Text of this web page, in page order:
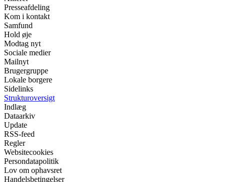
Presseafdeling
Kom i kontakt
Samfund
Hold øje
Modtag nyt
Sociale medier
Mailnyt
Brugergruppe
Lokale borgere
Sidelinks
Strukturoversigt
Indlæg
Dataarkiv
Update
RSS-feed
Regler
Websitecookies
Persondatapolitik
Lov om ophavsret
Handelsbetingelser